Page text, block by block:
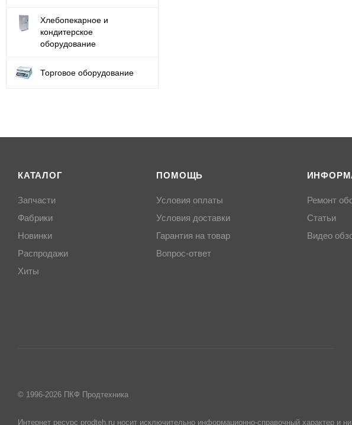
Хлебопекарное и
кондитерское
оборудование
Торговое оборудование
КАТАЛОГ
Запчасти
Фабрики
Новинки
Распродажи
Хиты
ПОМОЩЬ
Условия оплаты
Условия доставки
Гарантия на товар
Вопрос-ответ
Ремонт
Статьи
Видео
© 1996-2026 ПКФ Продтехника
Интернет ресурс prodteh.ru носит исключительно информационно-справочный характер и